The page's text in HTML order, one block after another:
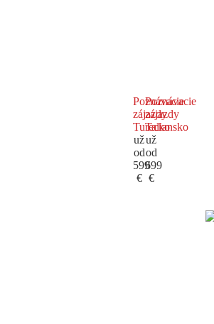
Poznávacie
zájazdy
Turecko
už
od
599
€
Poznávacie
zájazdy
Taliansko
už
od
699
€